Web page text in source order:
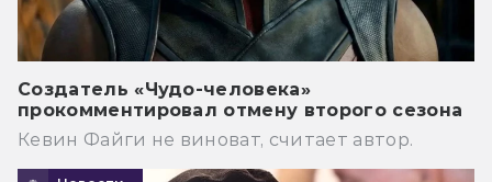
Создатель «Чудо-человека»
прокомментировал отмену второго сезона
Кевин Файги не виноват, считает автор.